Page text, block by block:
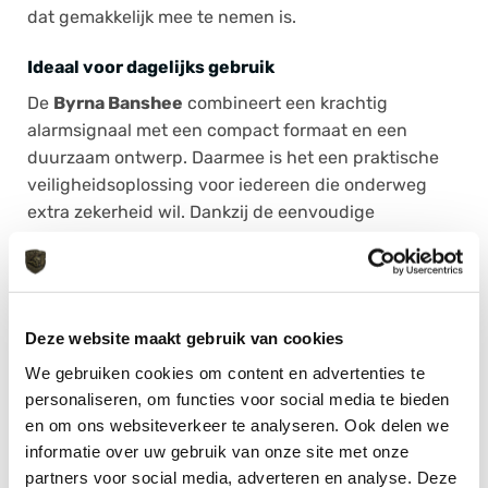
Deze website maakt gebruik van cookies
We gebruiken cookies om content en advertenties te
personaliseren, om functies voor social media te bieden
en om ons websiteverkeer te analyseren. Ook delen we
informatie over uw gebruik van onze site met onze
partners voor social media, adverteren en analyse. Deze
dat gemakkelijk mee te nemen is.
Ideaal voor dagelijks gebruik
De Byrna Banshee combineert een krachtig
alarmsignaal met een compact formaat en een
duurzaam ontwerp. Daarmee is het een praktische
veiligheidsoplossing voor iedereen die onderweg
extra zekerheid wil. Dankzij de eenvoudige
alarm geschikt voor uiteenlopende situaties waarin
snel hulp of aandacht nodig is.
AANVULLENDE INFORMATIE
MERK Byrna